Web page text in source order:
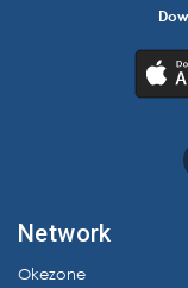
Network
Okezone